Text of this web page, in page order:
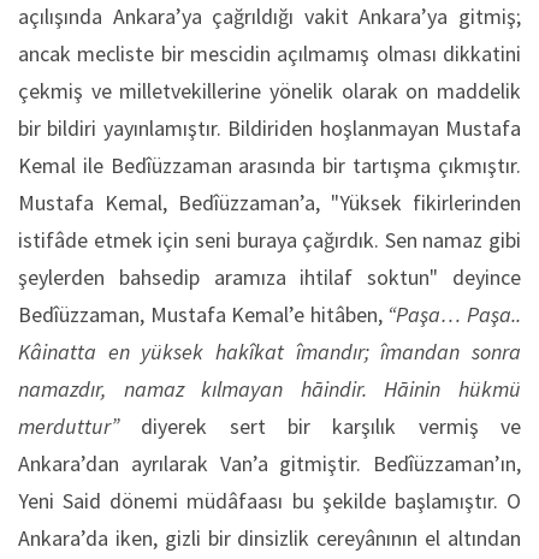
açılışında Ankara’ya çağrıldığı vakit Ankara’ya gitmiş;
ancak mecliste bir mescidin açılmamış olması dikkatini
çekmiş ve milletvekillerine yönelik olarak on maddelik
bir bildiri yayınlamıştır. Bildiriden hoşlanmayan Mustafa
Kemal ile Bedîüzzaman arasında bir tartışma çıkmıştır.
Mustafa Kemal, Bedîüzzaman’a, "Yüksek fikirlerinden
istifâde etmek için seni buraya çağırdık. Sen namaz gibi
şeylerden bahsedip aramıza ihtilaf soktun" deyince
Bedîüzzaman, Mustafa Kemal’e hitâben, “Paşa… Paşa..
Kâinatta en yüksek hakîkat îmandır; îmandan sonra
namazdır, namaz kılmayan hāindir. Hāinin hükmü
merduttur”diyerek sert bir karşılık vermiş ve
Ankara’dan ayrılarak Van’a gitmiştir. Bedîüzzaman’ın,
Yeni Said dönemi müdâfaası bu şekilde başlamıştır. O
Ankara’da iken, gizli bir dinsizlik cereyânının el altından